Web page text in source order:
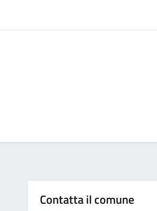
Contatta il comune